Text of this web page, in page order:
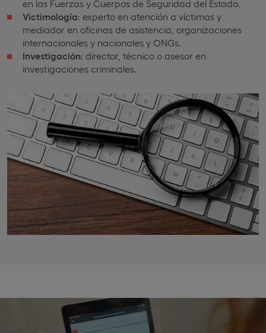
en las Fuerzas y Cuerpos de Seguridad del Estado.
Victimología: experto en atención a víctimas y
mediador en oficinas de asistencia, organizaciones
internacionales y nacionales y ONGs.
Investigación: director, técnico o asesor en
investigaciones criminales.